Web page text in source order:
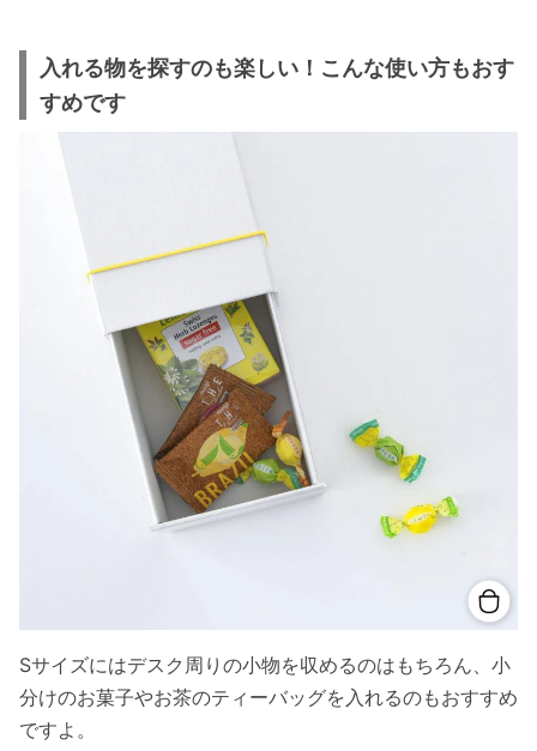
入れる物を探すのも楽しい！こんな使い方もおす
すめです
Sサイズにはデスク周りの小物を収めるのはもちろん、小
分けのお菓子やお茶のティーバッグを入れるのもおすすめ
ですよ。